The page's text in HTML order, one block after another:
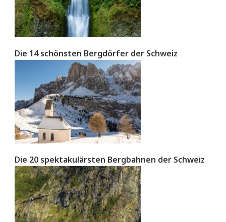
Die 14 schönsten Bergdörfer der Schweiz
Die 20 spektakulärsten Bergbahnen der Schweiz